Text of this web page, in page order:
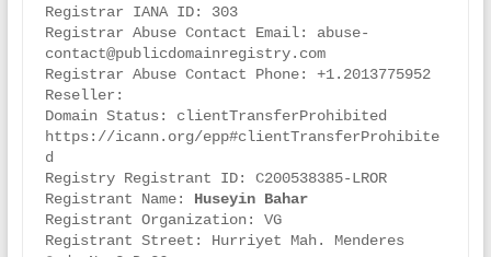
Registrar IANA ID: 303
Registrar Abuse Contact Email: abuse-
contact@publicdomainregistry.com
Registrar Abuse Contact Phone: +1.2013775952
Reseller:
Domain Status: clientTransferProhibited
https://icann.org/epp#clientTransferProhibite
d
Registry Registrant ID: C200538385-LROR
Registrant Name: Huseyin Bahar
Registrant Organization: VG
Registrant Street: Hurriyet Mah. Menderes